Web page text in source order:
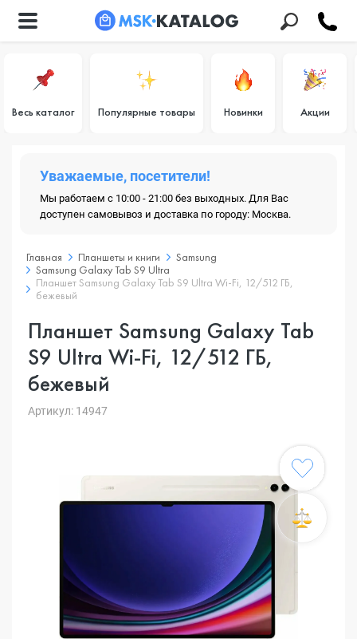
Весь каталог Популярные товары Новинки Акции
Уважаемые, посетители!
Мы работаем с 10:00 - 21:00 без выходных. Для Вас
доступен самовывоз и доставка по городу: Москва.
Главная Планшеты и книги
Samsung
Samsung Galaxy Tab S9 Ultra
Планшет Samsung Galaxy Tab S9 Ultra Wi-Fi, 12/512 ГБ,
бежевый
Планшет Samsung Galaxy Tab
S9 Ultra Wi-Fi, 12/512 ГБ,
бежевый
Артикул: 14947